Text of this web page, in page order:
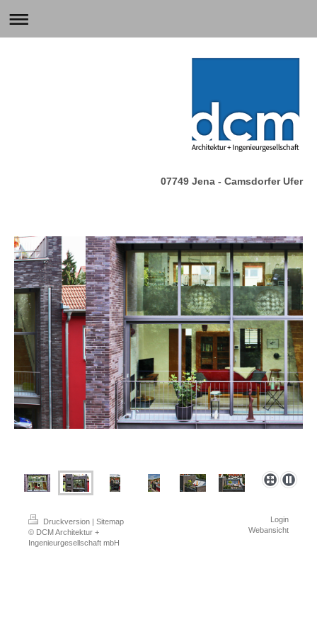
07749 Jena - Camsdorfer Ufer
Druckversion | Sitemap
© DCM Architektur +
Ingenieurgesellschaft mbH
Login
Webansicht